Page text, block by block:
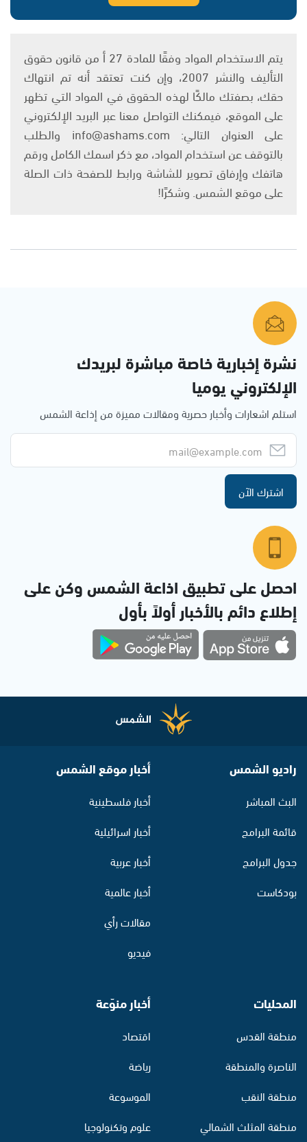
يتم الاستخدام المواد وفقًا للمادة 27 أ من قانون حقوق
التأليف والنشر 2007، وإن كنت تعتقد أنه تم انتهاك
حقك، بصفتك مالكًا لهذه الحقوق في المواد التي تظهر
على الموقع، فيمكنك التواصل معنا عبر البريد الإلكتروني
على العنوان التالي: info@ashams.com والطلب
بالتوقف عن استخدام المواد، مع ذكر اسمك الكامل ورقم
هاتفك وإرفاق تصوير للشاشة ورابط للصفحة ذات الصلة
على موقع الشمس. وشكرًا!
نشرة إخبارية خاصة مباشرة لبريدك
الإلكتروني يوميا
استلم اشعارات وأخبار حصرية ومقالات مميزة من إذاعة الشمس
اشترك الآن
احصل على تطبيق اذاعة الشمس وكن على
إطلاع دائم بالأخبار أولاً بأول
راديو الشمس
البث المباشر
قائمة البرامج
جدول البرامج
بودكاست
أخبار موقع الشمس
أخبار فلسطينية
أخبار اسرائيلية
أخبار عربية
أخبار عالمية
مقالات رأي
فيديو
المحليات
منطقة القدس
الناصرة والمنطقة
منطقة النقب
منطقة المثلث الشمالي
أخبار منوّعة
اقتصاد
رياضة
الموسوعة
علوم وتكنولوجيا